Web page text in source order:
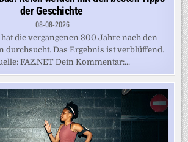
der Geschichte
08-08-2026
die vergangenen 300 Jahre nach den
durchsucht. Das Ergebnis ist verblüffend.
FAZ.NET Dein Kommentar:...